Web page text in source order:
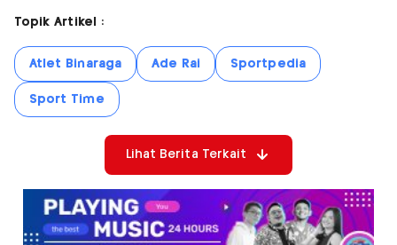
Topik Artikel :
Atlet Binaraga Ade Rai Sportpedia
Sport Time
Lihat Berita Terkait